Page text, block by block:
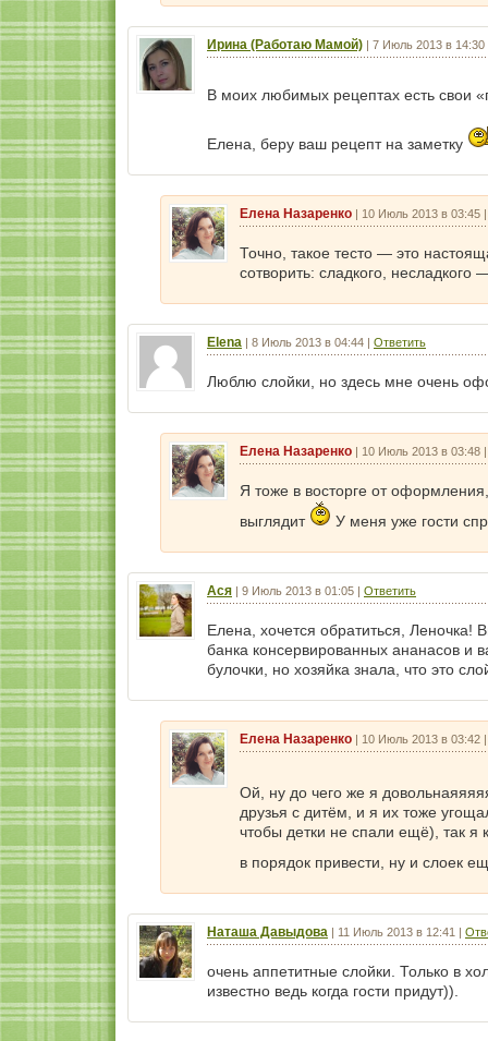
Ирина (Работаю Мамой) | 7 Июль 2013 в 14:30
В моих любимых рецептах есть свои
Елена, беру ваш рецепт на заметку
Елена Назаренко | 10 Июль 2013 в 03:45
Точно, такое тесто — это
сотворить: сладкого, несладкого
Elena | 8 Июль 2013 в 04:44 | Ответить
Люблю слойки, но здесь мне очень
Елена Назаренко | 10 Июль 2013 в 03:48
Я тоже в восторге от
выглядит
У меня уже гости
Ася | 9 Июль 2013 в 01:05 | Ответить
Елена, хочется обратиться,
банка консервированных ананасов и
булочки, но хозяйка знала, что это
Елена Назаренко | 10 Июль 2013 в 03:42
Ой, ну до чего же я
друзья с дитём, и я их тоже
чтобы детки не спали ещё), так я
в порядок привести, ну и слоек
Наташа Давыдова | 11 Июль 2013 в 12:41 |
очень аппетитные слойки. Только в
известно ведь когда гости придут)).